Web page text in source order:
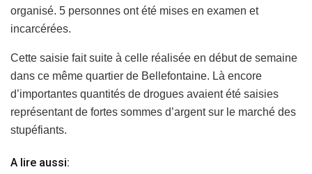
organisé. 5 personnes ont été mises en examen et
incarcérées.
Cette saisie fait suite à celle réalisée en début de semaine
dans ce même quartier de Bellefontaine. Là encore
d’importantes quantités de drogues avaient été saisies
représentant de fortes sommes d’argent sur le marché des
stupéfiants.
A lire aussi: